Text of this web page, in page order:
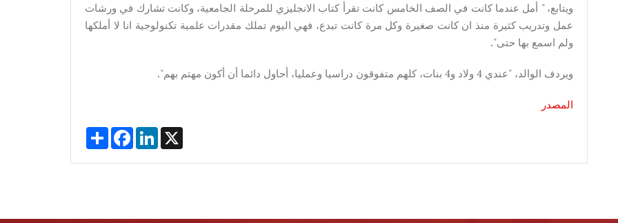
ويتابع، " أمل عندما كانت في الصف الخامس كانت تقرأ كتاب الانجليزي للمرحلة الجامعية، وكانت تشارك في ورشات
عمل وتدريب كثيرة منذ ان كانت صغيرة وكل مرة كانت تبدع، فهي اليوم تملك مقدرات علمية تكنولوجية انا لا أملكها
ولم اسمع بها حتى".
ويردف الوالد، "عندي 4 ولاد و4 بنات، كلهم متفوقون دراسيا وعمليا، أحاول دائما أن أكون مهتم بهم".
المصدر
Share FacebookLinkedIn